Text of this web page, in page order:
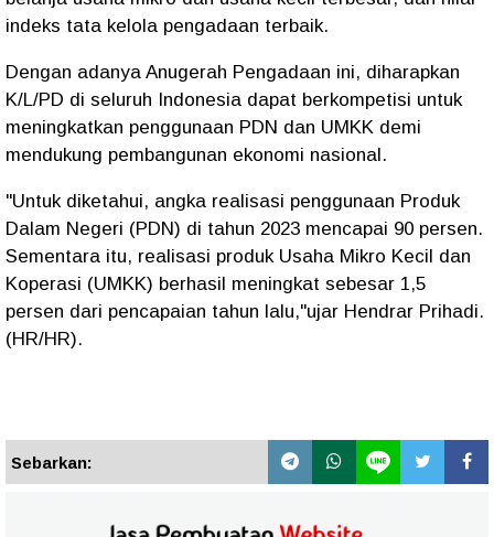
indeks tata kelola pengadaan terbaik.
Dengan adanya Anugerah Pengadaan ini, diharapkan
K/L/PD di seluruh Indonesia dapat berkompetisi untuk
meningkatkan penggunaan PDN dan UMKK demi
mendukung pembangunan ekonomi nasional.
"Untuk diketahui, angka realisasi penggunaan Produk
Dalam Negeri (PDN) di tahun 2023 mencapai 90 persen.
Sementara itu, realisasi produk Usaha Mikro Kecil dan
Koperasi (UMKK) berhasil meningkat sebesar 1,5
persen dari pencapaian tahun lalu,"ujar Hendrar Prihadi.
(HR/HR).
Sebarkan: